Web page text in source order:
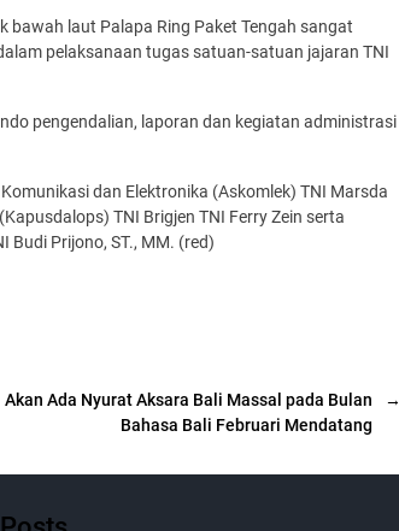
laut Palapa Ring Paket Tengah sangat
pelaksanaan tugas satuan-satuan jajaran TNI
pengendalian, laporan dan kegiatan administrasi
dan Elektronika (Askomlek) TNI Marsda
TNI Brigjen TNI Ferry Zein serta
Budi Prijono, ST., MM. (red)
→
Akan Ada Nyurat Aksara Bali Massal pada Bulan
Bahasa Bali Februari Mendatang